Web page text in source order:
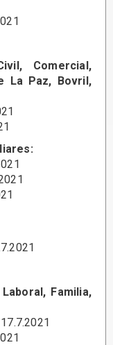
Comercial,
La Paz, Bovril,
Familia,